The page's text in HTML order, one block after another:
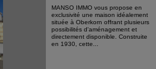
MANSO IMMO vous propose en
exclusivité une maison idéalement
située à Oberkorn offrant plusieurs
possibilités d'aménagement et
directement disponible. Construite
en 1930, cette...